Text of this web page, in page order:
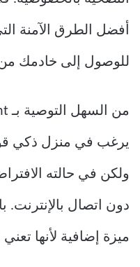
أفضل الطرق الآمنة
للوصول إلى خادمك
يرغب في منزل ذكي
ولكن في حالته
دون اتصال بالإنترنت.
ميزة إضافية لأنها